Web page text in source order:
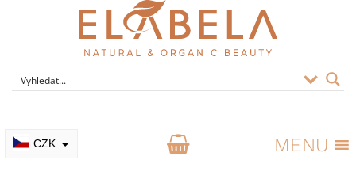
ELABELA Beauty Kvalitní kosmetika pro vás
CZK MENU